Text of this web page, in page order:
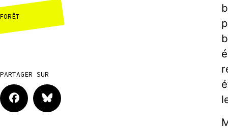
PARTAGER SUR